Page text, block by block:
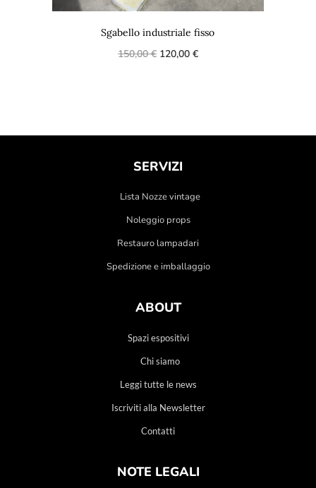
Sgabello industriale fisso
150,00€ 120,00 €
SERVIZI
Lista Nozze vintage
Noleggio props
Restauro lampadari
Spedizione e imballaggio
ABOUT
Spazi espositivi
Chi siamo
Leggi tutte le news
Iscriviti alla Newsletter
Contatti
NOTE LEGALI